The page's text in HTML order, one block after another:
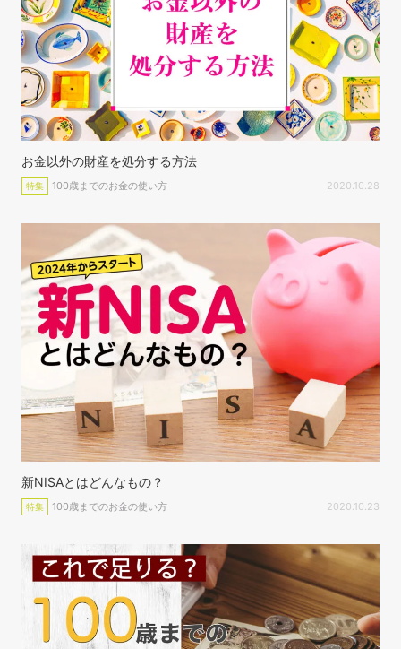
お金以外の財産を処分する方法
特集 100歳までのお金の使い方 2020.10.28
新NISAとはどんなもの？
特集 100歳までのお金の使い方 2020.10.23